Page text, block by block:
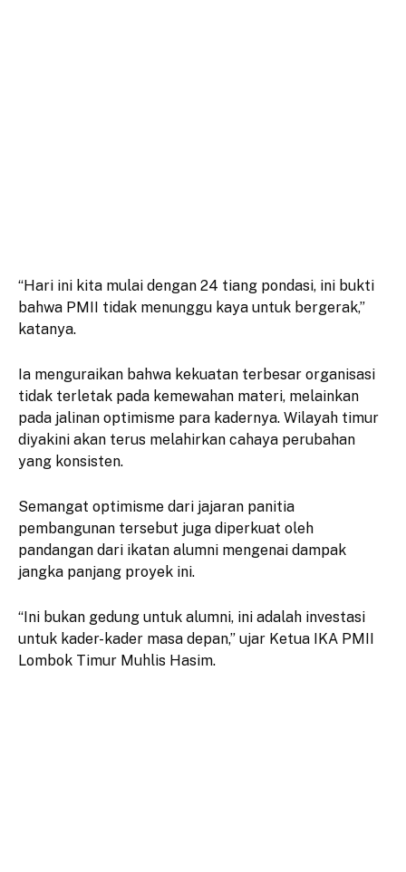
“Hari ini kita mulai dengan 24 tiang pondasi, ini bukti
bahwa PMII tidak menunggu kaya untuk bergerak,”
katanya.
Ia menguraikan bahwa kekuatan terbesar organisasi
tidak terletak pada kemewahan materi, melainkan
pada jalinan optimisme para kadernya. Wilayah timur
diyakini akan terus melahirkan cahaya perubahan
yang konsisten.
Semangat optimisme dari jajaran panitia
pembangunan tersebut juga diperkuat oleh
pandangan dari ikatan alumni mengenai dampak
jangka panjang proyek ini.
“Ini bukan gedung untuk alumni, ini adalah investasi
untuk kader-kader masa depan,” ujar Ketua IKA PMII
Lombok Timur Muhlis Hasim.